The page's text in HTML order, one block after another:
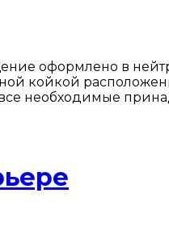
оформлено в
койкой
необходимые